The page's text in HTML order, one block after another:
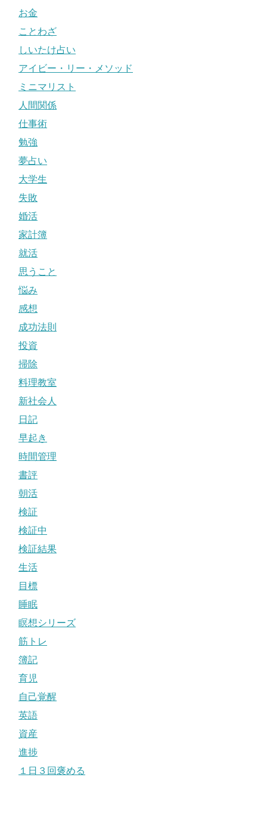
お金
ことわざ
しいたけ占い
アイビー・リー・メソッド
ミニマリスト
人間関係
仕事術
勉強
夢占い
大学生
失敗
婚活
家計簿
就活
思うこと
悩み
感想
成功法則
投資
掃除
料理教室
新社会人
日記
早起き
時間管理
書評
朝活
検証
検証中
検証結果
生活
目標
睡眠
瞑想シリーズ
筋トレ
簿記
育児
自己覚醒
英語
資産
進捗
１日３回褒める